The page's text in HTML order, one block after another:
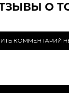
О
КОММЕНТАРИЙ